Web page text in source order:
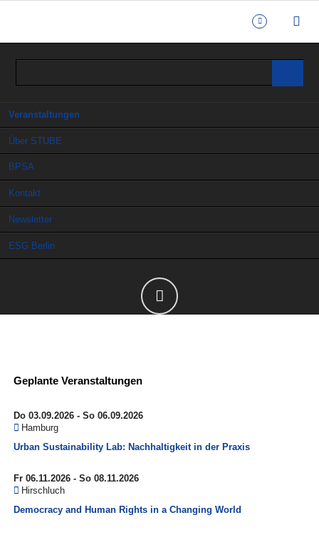
Veranstaltungen
Über STUBE
BPSA
Kontakt
Newsletter
ESG Berlin
Geplante Veranstaltungen
Do 03.09.2026 - So 06.09.2026
Hamburg
Urban Sustainability Lab: Nachhaltigkeit in der Praxis
Fr 06.11.2026 - So 08.11.2026
Hirschluch
Democracy and Human Rights in a Changing World